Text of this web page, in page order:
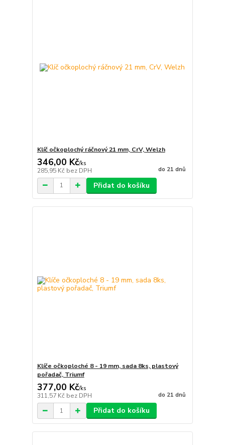
Klíč očkoplochý ráčnový 21 mm, CrV, Welzh
346,00 Kč/ks
285,95 Kč bez DPH do 21 dnů
Přidat do košíku
Klíče očkoploché 8 - 19 mm, sada 8ks, plastový
pořadač, Triumf
377,00 Kč/ks
311,57 Kč bez DPH do 21 dnů
Přidat do košíku